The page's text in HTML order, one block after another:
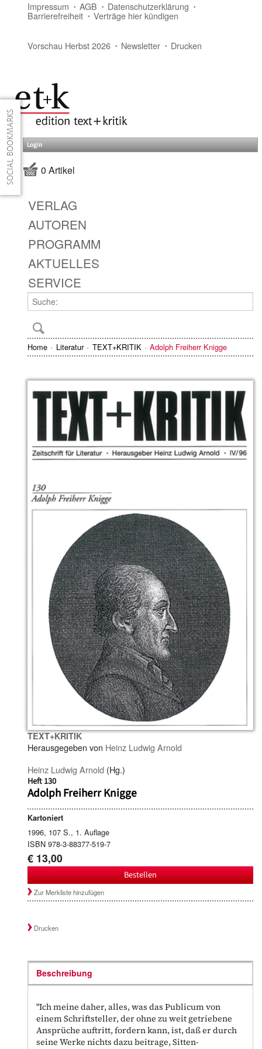
Impressum AGB Datenschutzerklärung
Barrierefreiheit Verträge hier kündigen
Vorschau Herbst 2026 Newsletter Drucken
Login
0 Artikel
VERLAG
AUTOREN
PROGRAMM
AKTUELLES
SERVICE
Home Literatur TEXT+KRITIK Adolph Freiherr Knigge
TEXT+KRITIK
Herausgegeben von Heinz Ludwig Arnold
Heinz Ludwig Arnold (Hg.)
Heft 130
Adolph Freiherr Knigge
Kartoniert
1996, 107 S., 1. Auflage
ISBN 978-3-88377-519-7
€ 13,00
Bestellen
Zur Merkliste hinzufügen
Drucken
Beschreibung
"Ich meine daher, alles, was das Publicum von
einem Schriftsteller, der ohne zu weit getriebene
Ansprüche auftritt, fordern kann, ist, daß er durch
seine Werke nichts dazu beitrage, Sitten-